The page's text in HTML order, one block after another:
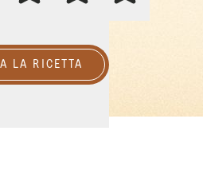
LA RICETTA